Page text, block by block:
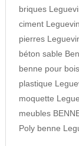
briques
ciment Leguevin
pierres
béton sable
benne pour
plastique
moquette
meubles
Poly benne